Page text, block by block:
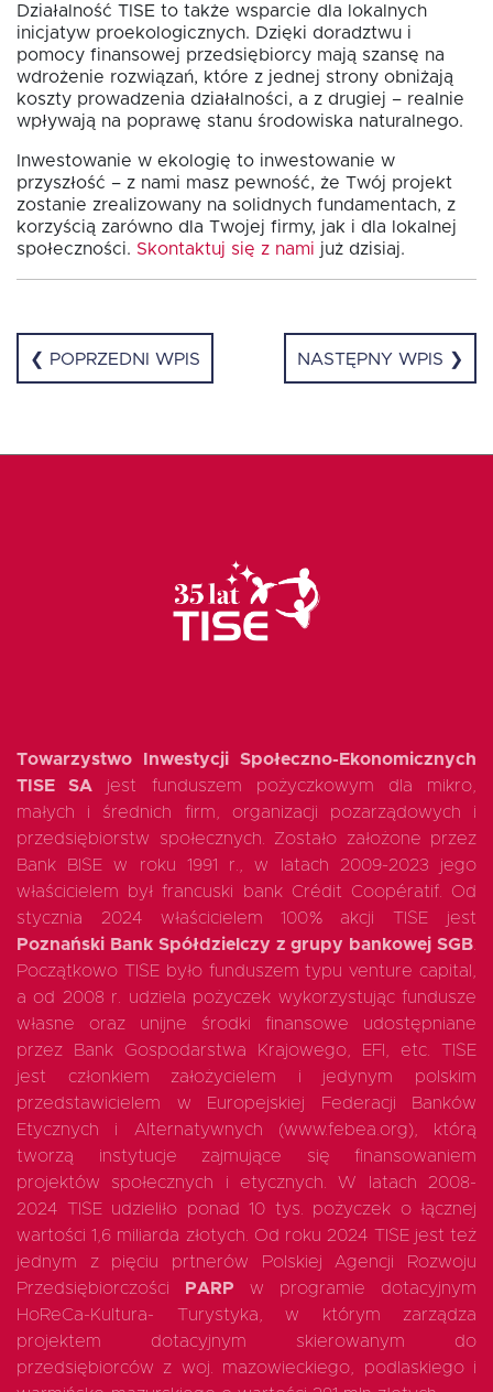
Działalność TISE to także wsparcie dla lokalnych
inicjatyw proekologicznych. Dzięki doradztwu i
pomocy finansowej przedsiębiorcy mają szansę na
wdrożenie rozwiązań, które z jednej strony obniżają
koszty prowadzenia działalności, a z drugiej – realnie
wpływają na poprawę stanu środowiska naturalnego.
Inwestowanie w ekologię to inwestowanie w
przyszłość – z nami masz pewność, że Twój projekt
zostanie zrealizowany na solidnych fundamentach, z
korzyścią zarówno dla Twojej firmy, jak i dla lokalnej
społeczności. Skontaktuj się z nami już dzisiaj.
❮ POPRZEDNI WPIS NASTĘPNY WPIS ❯
Towarzystwo Inwestycji Społeczno-Ekonomicznych
TISE SA jest funduszem pożyczkowym dla mikro,
małych i średnich firm, organizacji pozarządowych i
przedsiębiorstw społecznych. Zostało założone przez
Bank BISE w roku 1991 r., w latach 2009-2023 jego
właścicielem był francuski bank Crédit Coopératif. Od
stycznia 2024 właścicielem 100% akcji TISE jest
Poznański Bank Spółdzielczy z grupy bankowej SGB
Początkowo TISE było funduszem typu venture capital,
a od 2008 r. udziela pożyczek wykorzystując fundusze
własne oraz unijne środki finansowe udostępniane
przez Bank Gospodarstwa Krajowego, EFI, etc. TISE
jest członkiem założycielem i jedynym polskim
przedstawicielem w Europejskiej Federacji Banków
Etycznych i Alternatywnych (www.febea.org), którą
tworzą instytucje zajmujące się finansowaniem
projektów społecznych i etycznych. W latach 2008-
2024 TISE udzieliło ponad 10 tys. pożyczek o łącznej
wartości 1,6 miliarda złotych. Od roku 2024 TISE jest też
jednym z pięciu prtnerów Polskiej Agencji Rozwoju
Przedsiębiorczości
PARP w programie dotacyjnym
HoReCa-Kultura- Turystyka, w którym zarządza
projektem dotacyjnym skierowanym do
przedsiębiorców z woj. mazowieckiego, podlaskiego i